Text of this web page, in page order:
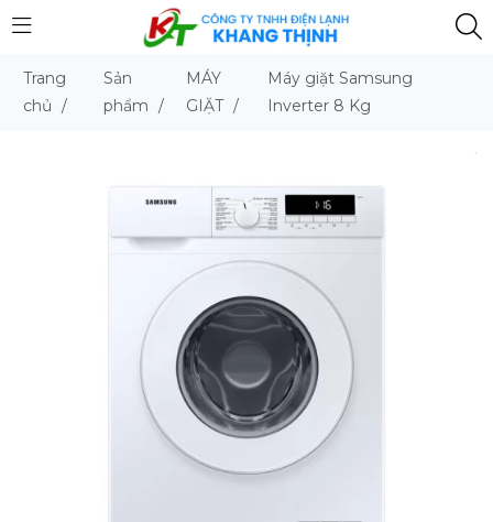
Trang
chủ /
Sản
phẩm /
MÁY
GIẶT /
Máy giặt Samsung
Inverter 8 Kg